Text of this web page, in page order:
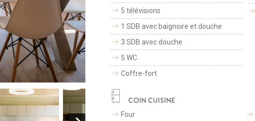
5 télévisions
1 SDB avec baignoire et douche
3 SDB avec douche
5 WC
Coffre-fort
COIN CUISINE
Four